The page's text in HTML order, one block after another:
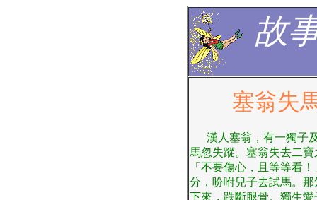
故
塞翁失
漢人塞翁，有一獨子
馬忽失蹤。塞翁失去二
「不要傷心，且等等看
分，吩咐兒子去試馬。
下來，跌斷腿骨。獨生